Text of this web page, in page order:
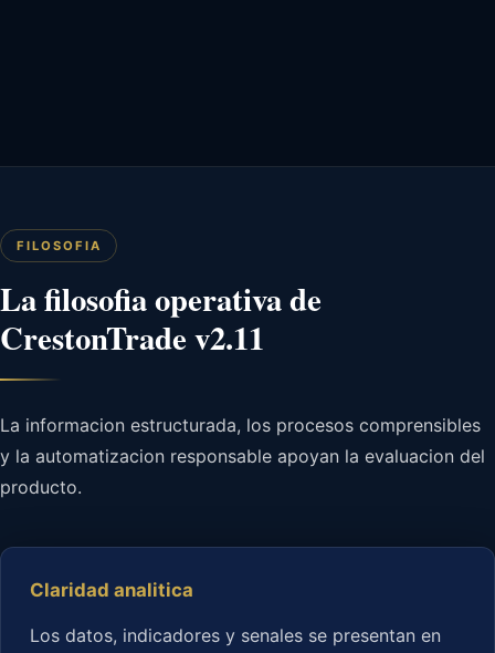
FILOSOFIA
La filosofia operativa de
CrestonTrade v2.11
La informacion estructurada, los procesos comprensibles
y la automatizacion responsable apoyan la evaluacion del
producto.
Claridad analitica
Los datos, indicadores y senales se presentan en